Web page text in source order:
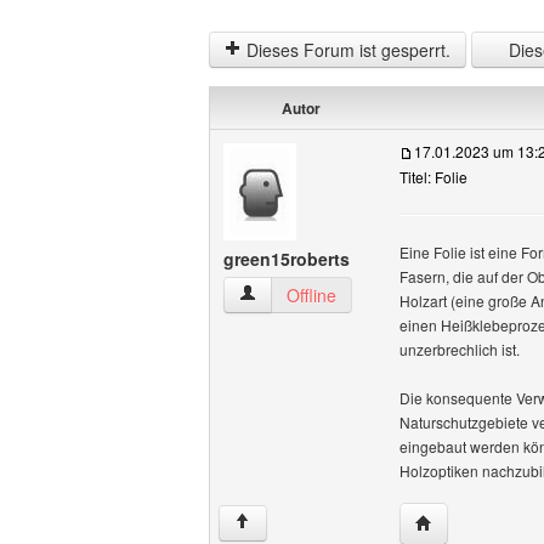
Dieses Forum ist gesperrt.
Autor
green15roberts
green15roberts Benutzer-Profile
Offline
17.01.2023 um
Titel: Folie
Eine Folie ist eine
Fasern, die auf der
Holzart (eine große
einen
unzerbrechlich ist.
Die konsequente
Naturschutzgebiete
eingebaut werden
Holzoptiken
↑ Website dieses